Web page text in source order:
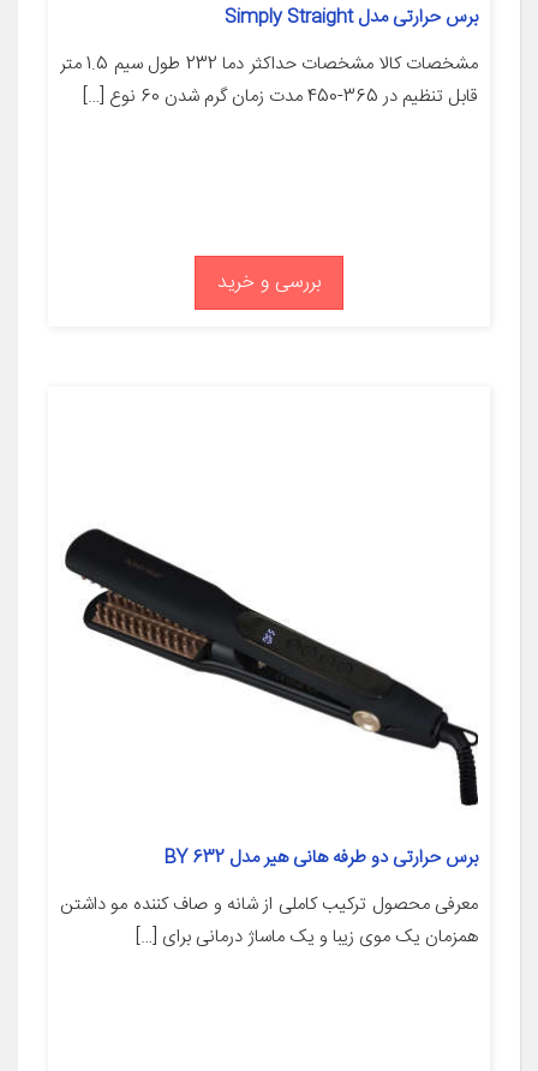
برس حرارتی مدل Simply Straight
مشخصات کالا مشخصات حداکثر دما 232 طول سیم 1.5 متر
قابل تنظیم در 365-450 مدت زمان گرم شدن 60 نوع […]
بررسی و خرید
برس حرارتی دو طرفه هانی هیر مدل BY 632
معرفی محصول ترکیب کاملی از شانه و صاف کننده مو داشتن
همزمان یک موی زیبا و یک ماساژ درمانی برای […]